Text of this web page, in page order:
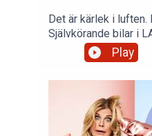
Det är kärlek i
Självkörande bilar i
man har ett onani-
influensersjukan. AI
taxichaufför och
Play